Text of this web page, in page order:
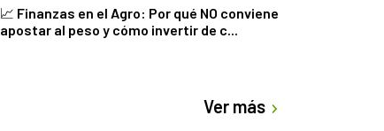
📈 Finanzas en el Agro: Por qué NO conviene
apostar al peso y cómo invertir de c...
Ver más